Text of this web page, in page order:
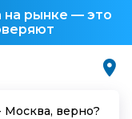
на рынке — это
Москва, верно?